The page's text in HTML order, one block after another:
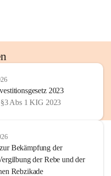
2023
Abs 1 KIG 2023
Bekämpfung der
der Rebe und der
Rebzikade